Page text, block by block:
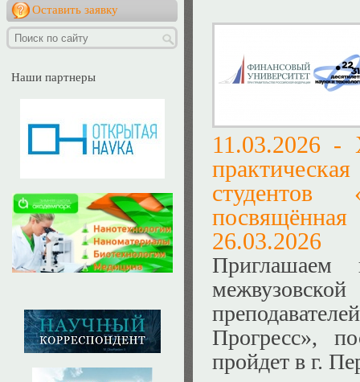
Оставить заявку
Наши партнеры
11.03.2026 -
студентов
26.03.2026
Приглашаем
Прогресс»,
пройдет в г.